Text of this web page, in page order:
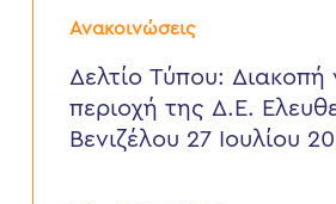
2026Ανακοινώσεις
Τύπου:
νερού
περιοχή
Δελτίο Τύπου: Διακοπή
περιοχή της Δ.Ε.
Βενιζέλου 27 Ιουλίου